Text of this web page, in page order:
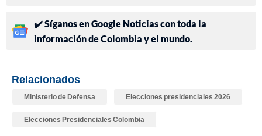
✔️ Síganos en Google Noticias con toda la
información de Colombia y el mundo.
Relacionados
Ministerio de Defensa Elecciones presidenciales 2026
Elecciones Presidenciales Colombia